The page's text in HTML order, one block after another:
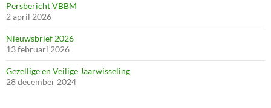
Persbericht VBBM
2 april 2026
Nieuwsbrief 2026
13 februari 2026
Gezellige en Veilige Jaarwisseling
28 december 2024